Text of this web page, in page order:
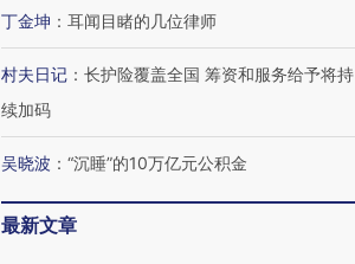
丁金坤 ： 耳闻目睹的几位律师
村夫日记 ： 长护险覆盖全国 筹资和服务给予将持
续加码
吴晓波 ： “沉睡”的10万亿元公积金
最新文章